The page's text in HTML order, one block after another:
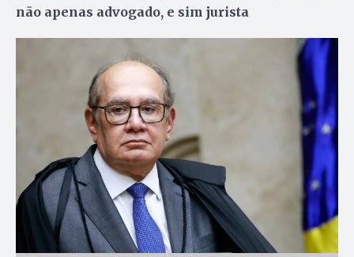
não apenas advogado, e sim jurista